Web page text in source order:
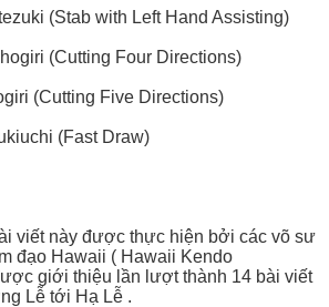
(Stab with Left Hand Assisting)
(Cutting Four Directions)
(Cutting Five Directions)
(Fast Draw)
viết này được thực hiện bởi các võ sư
đạo Hawaii ( Hawaii Kendo
giới thiệu lần lượt thành 14 bài viết
Lễ tới Hạ Lễ .